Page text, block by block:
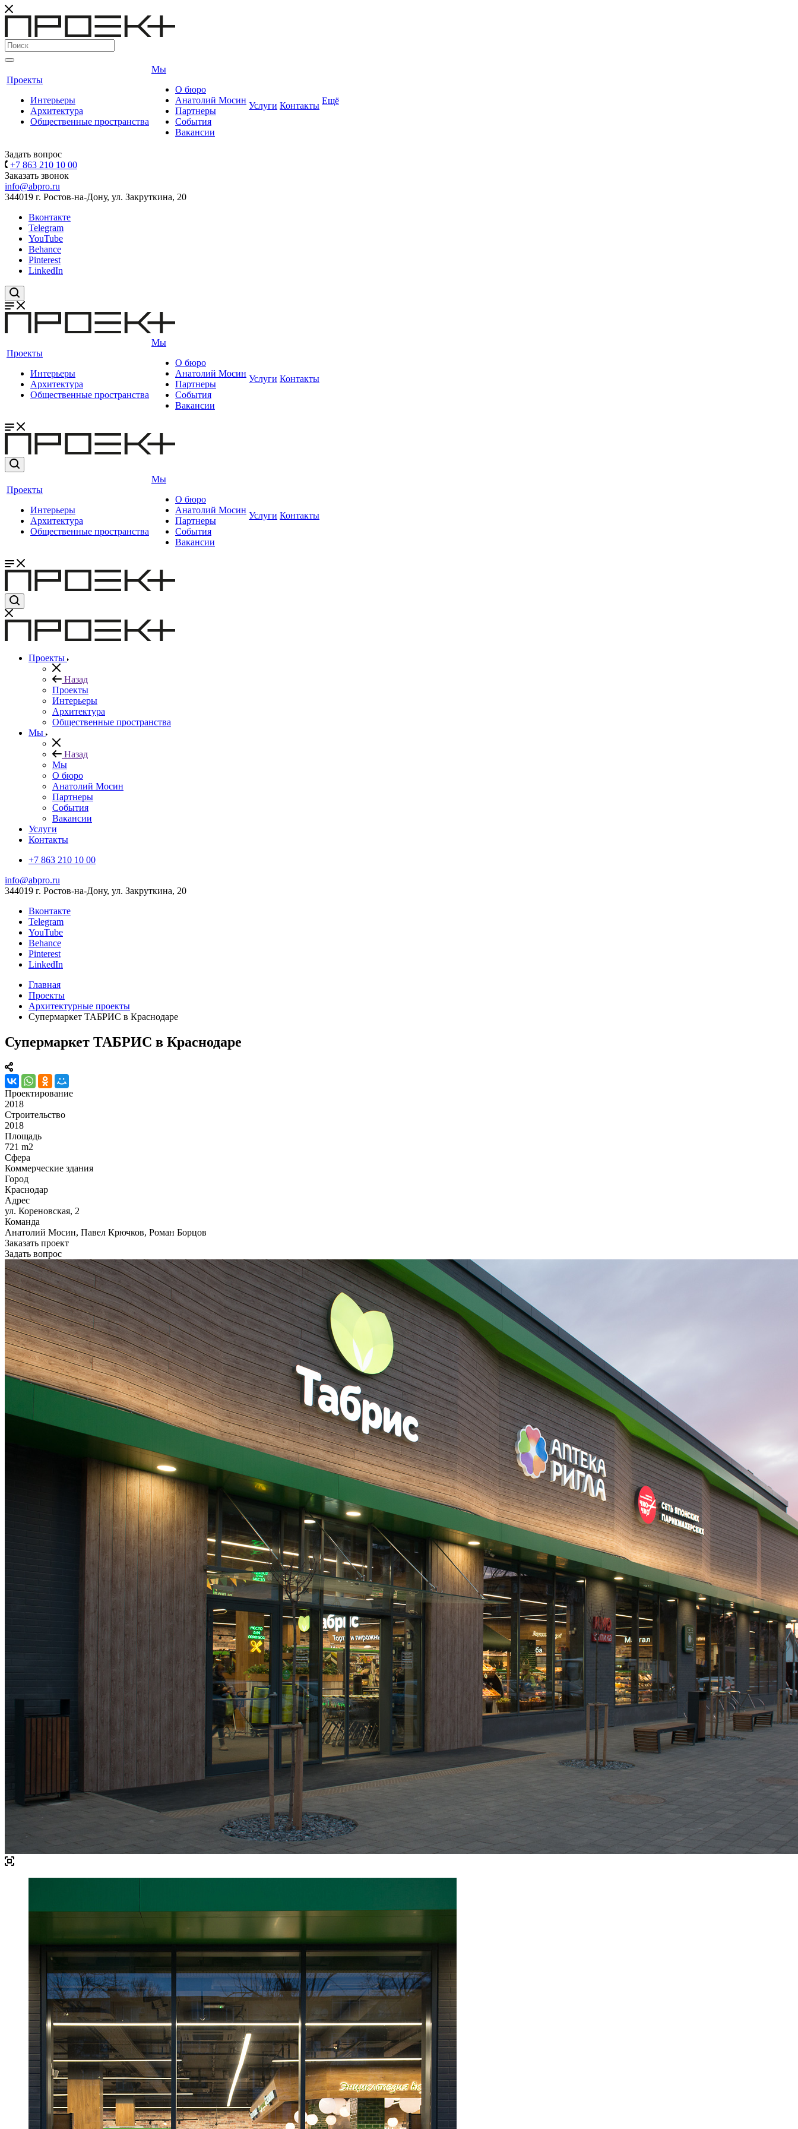
Проекты
Интерьеры
Архитектура
Общественные пространства
Мы
О бюро
Анатолий Мосин
Партнеры
События
Вакансии
Услуги Контакты Ещё
Задать вопрос
+7 863 210 10 00
Заказать звонок
info@abpro.ru
344019 г. Ростов-на-Дону, ул. Закруткина, 20
Вконтакте
Telegram
YouTube
Behance
Pinterest
LinkedIn
Проекты
Интерьеры
Архитектура
Общественные пространства
Мы
О бюро
Анатолий Мосин
Партнеры
События
Вакансии
Услуги Контакты
Проекты
Интерьеры
Архитектура
Общественные пространства
Мы
О бюро
Анатолий Мосин
Партнеры
События
Вакансии
Услуги Контакты
Проекты
Назад
Проекты
Интерьеры
Архитектура
Общественные пространства
Мы
Назад
Мы
О бюро
Анатолий Мосин
Партнеры
События
Вакансии
Услуги
Контакты
+7 863 210 10 00
info@abpro.ru
344019 г. Ростов-на-Дону, ул. Закруткина, 20
Вконтакте
Telegram
YouTube
Behance
Pinterest
LinkedIn
Главная
Проекты
Архитектурные проекты
Супермаркет ТАБРИС в Краснодаре
Супермаркет ТАБРИС в Краснодаре
Проектирование
2018
Строительство
2018
Площадь
721 m2
Сфера
Коммерческие здания
Город
Краснодар
Адрес
ул. Кореновская, 2
Команда
Анатолий Мосин, Павел Крючков, Роман Борцов
Заказать проект
Задать вопрос